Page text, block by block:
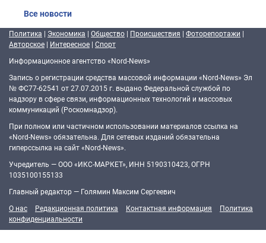
Все новости
Политика | Экономика | Общество | Происшествия | Фоторепортажи |
Авторское | Интересное | Спорт
Информационное агентство «Nord-News»
Запись о регистрации средства массовой информации «Nord-News» Эл
№ ФС77-62541 от 27.07.2015 г. выдано Федеральной службой по
надзору в сфере связи, информационных технологий и массовых
коммуникаций (Роскомнадзор).
При полном или частичном использовании материалов ссылка на
«Nord-News» обязательна. Для сетевых изданий обязательна
гиперссылка на сайт «Nord-News».
Учредитель — ООО «ИКС-МАРКЕТ», ИНН 5190310423, ОГРН
1035100155133
Главный редактор — Голямин Максим Сергеевич
О нас
Редакционная политика Контактная информация
Политика
конфиденциальности